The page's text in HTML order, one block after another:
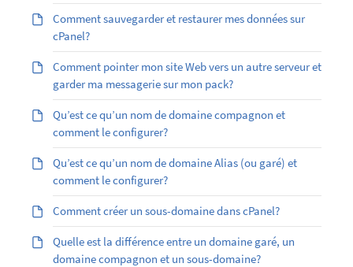
Comment sauvegarder et restaurer mes données sur
cPanel?
Comment pointer mon site Web vers un autre serveur et
garder ma messagerie sur mon pack?
Qu’est ce qu’un nom de domaine compagnon et
comment le configurer?
Qu’est ­ce qu’un nom de domaine Alias (ou garé) et
comment le configurer?
Comment créer un sous-domaine dans cPanel?
Quelle est la différence entre un domaine garé, un
domaine compagnon et un sous-domaine?